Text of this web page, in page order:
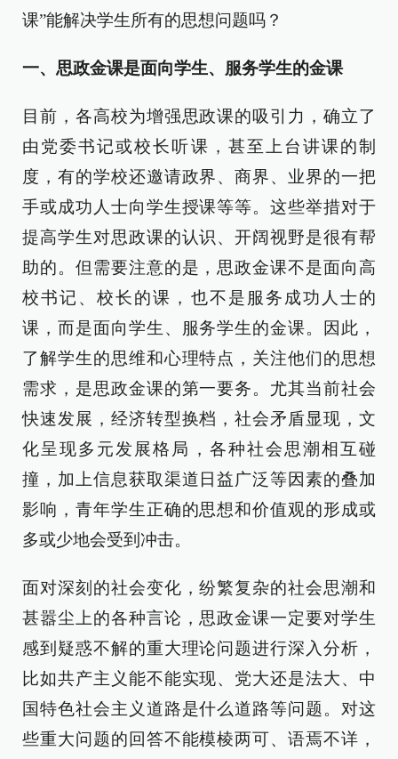
课”能解决学生所有的思想问题吗？
一、思政金课是面向学生、服务学生的金课
目前，各高校为增强思政课的吸引力，确立了
由党委书记或校长听课，甚至上台讲课的制
度，有的学校还邀请政界、商界、业界的一把
手或成功人士向学生授课等等。这些举措对于
提高学生对思政课的认识、开阔视野是很有帮
助的。但需要注意的是，思政金课不是面向高
校书记、校长的课，也不是服务成功人士的
课，而是面向学生、服务学生的金课。因此，
了解学生的思维和心理特点，关注他们的思想
需求，是思政金课的第一要务。尤其当前社会
快速发展，经济转型换档，社会矛盾显现，文
化呈现多元发展格局，各种社会思潮相互碰
撞，加上信息获取渠道日益广泛等因素的叠加
影响，青年学生正确的思想和价值观的形成或
多或少地会受到冲击。
面对深刻的社会变化，纷繁复杂的社会思潮和
甚嚣尘上的各种言论，思政金课一定要对学生
感到疑惑不解的重大理论问题进行深入分析，
比如共产主义能不能实现、党大还是法大、中
国特色社会主义道路是什么道路等问题。对这
些重大问题的回答不能模棱两可、语焉不详，